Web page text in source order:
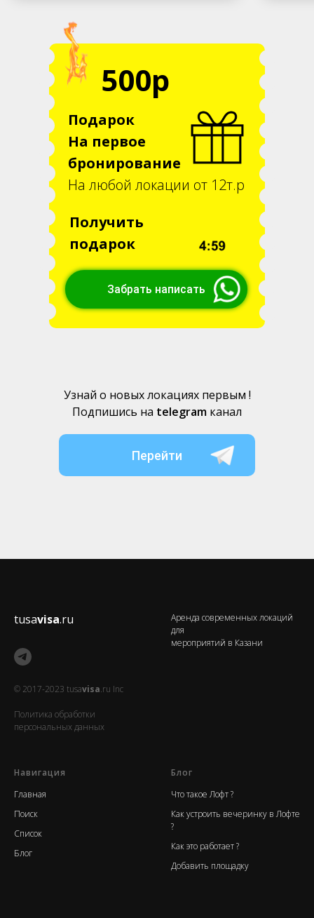
Подарок
На первое
бронирование
На любой локации от 12т.р
500р
Забрать написать
Получить
подарок
Перейти
Узнай о новых локациях первым !
Подпишись на telegram канал
tusavisa.ru
© 2017-2023 tusavisa.ru Inc
Политика обработки
персональных данных
Аренда современных локаций
для
мероприятий в Казани
Навигация
Главная
Поиск
Список
Блог
Блог
Что такое Лофт ?
Как устроить вечеринку в Лофте
?
Как это работает ?
Добавить площадку